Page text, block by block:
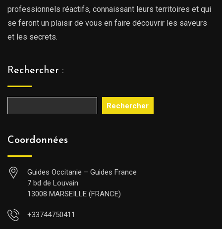
professionnels réactifs, connaissant leurs territoires et qui
se feront un plaisir de vous en faire découvrir les saveurs
et les secrets.
Rechercher :
Rechercher
Coordonnées
Guides Occitanie – Guides France
7 bd de Louvain
13008 MARSEILLE (FRANCE)
+33744750411